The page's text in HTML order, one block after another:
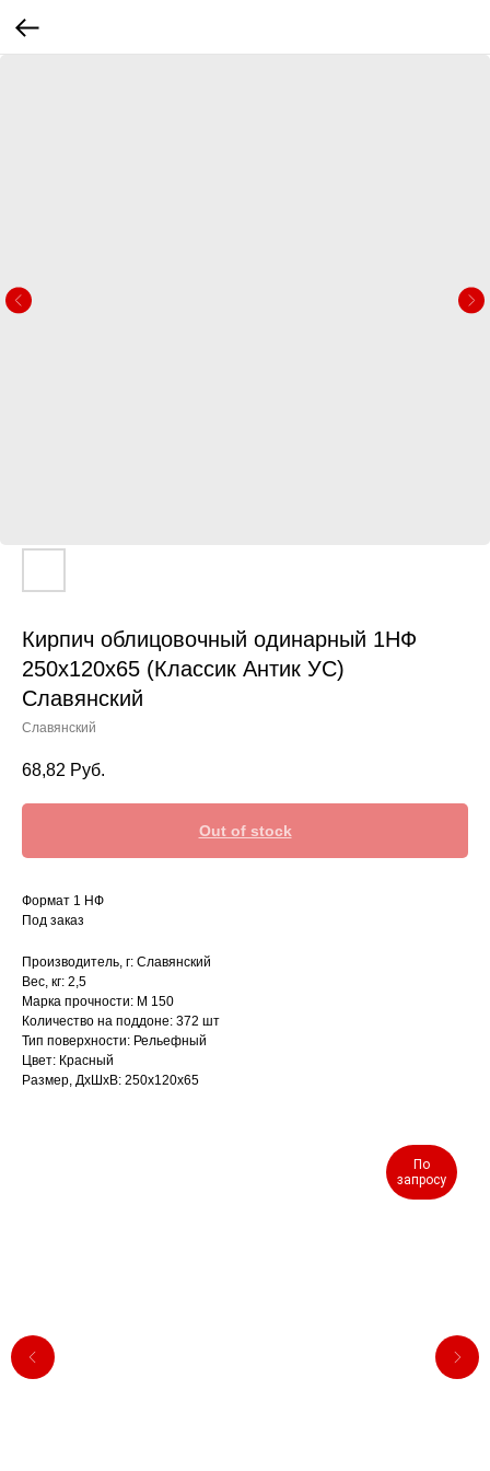
Кирпич облицовочный одинарный 1НФ
250х120х65 (Классик Антик УС)
Славянский
Славянский
68,82 Руб.
Out of stock
Формат 1 НФ
Под заказ
Производитель, г: Славянский
Вес, кг: 2,5
Марка прочности: М 150
Количество на поддоне: 372 шт
Тип поверхности: Рельефный
Цвет: Красный
Размер, ДхШхВ: 250х120х65
По
запросу